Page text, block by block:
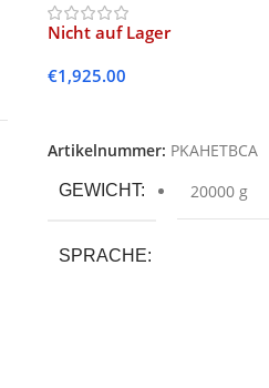
Nicht auf Lager
€1,925.00
Artikelnummer: PKAHETBCA
GEWICHT 20000 g
SPRACHE